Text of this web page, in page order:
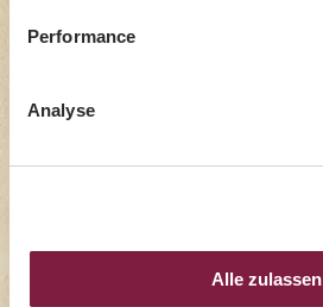
Performance
Analyse
Alle zulassen